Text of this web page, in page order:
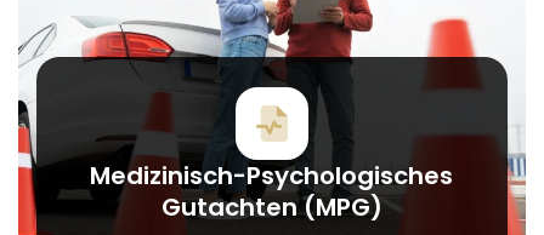
Medizinisch-Psychologisches
Gutachten (MPG)